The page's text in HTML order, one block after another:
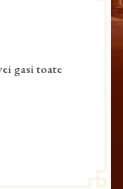
gasi toate